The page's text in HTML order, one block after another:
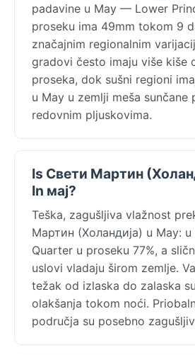
padavine u May — Lower
proseku ima 49mm tokom 9
značajnim regionalnim
gradovi često imaju više kiše
proseka, dok sušni regioni
u May u zemlji meša sunčane
redovnim pljuskovima.
Is Свети Мартин
In мај?
Teška, zagušljiva vlažnost
Мартин (Холандија) u May: u
Quarter u proseku 77%, a
uslovi vladaju širom zemlje.
težak od izlaska do zalaska
olakšanja tokom noći.
područja su posebno